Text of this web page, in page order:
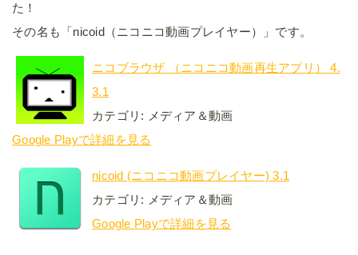
た！
その名も「nicoid（ニコニコ動画プレイヤー）」です。
ニコブラウザ （ニコニコ動画再生アプリ） 4.
3.1
カテゴリ: メディア＆動画
Google Playで詳細を見る
nicoid (ニコニコ動画プレイヤー) 3.1
カテゴリ: メディア＆動画
Google Playで詳細を見る